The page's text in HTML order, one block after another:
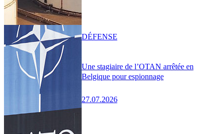
Une stagiaire de l’OTAN arrêtée en
Belgique pour espionnage
27.07.2026
DÉFENSE